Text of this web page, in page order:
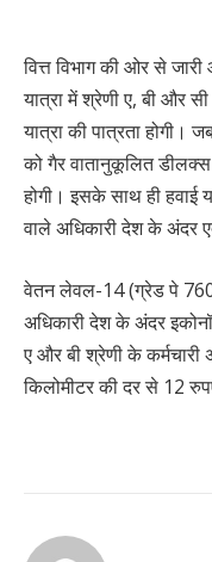
वित्त विभाग की ओर से
यात्रा में श्रेणी ए, बी और
यात्रा की पात्रता होगी।
को गैर वातानुकूलित
होगी। इसके साथ ही हवाई
वाले अधिकारी देश के अंदर
वेतन लेवल-14 (ग्रेड पे
अधिकारी देश के अंदर
ए और बी श्रेणी के
किलोमीटर की दर से 12
Reading